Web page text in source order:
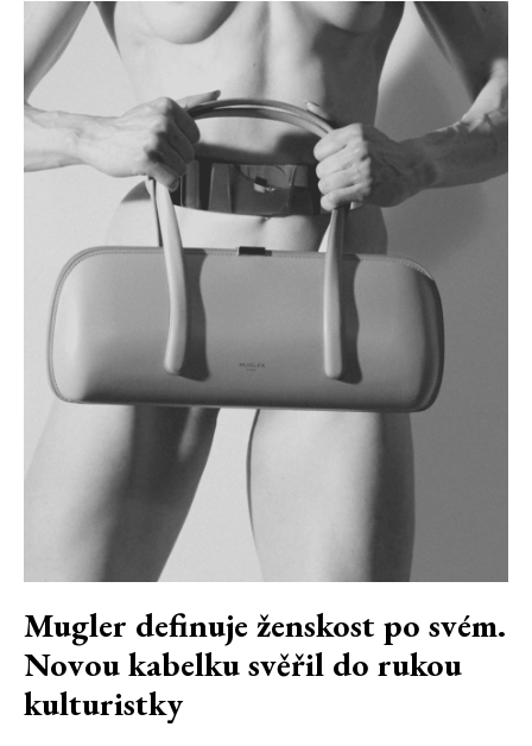
Mugler definuje ženskost po svém.
Novou kabelku svěřil do rukou
kulturistky